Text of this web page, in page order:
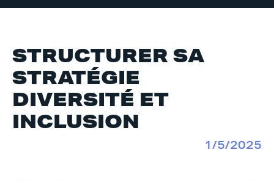
STRUCTURER SA
STRATÉGIE
DIVERSITÉ ET
INCLUSION
1/5/2025